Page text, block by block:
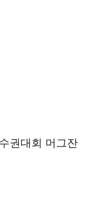
권대회 머그잔